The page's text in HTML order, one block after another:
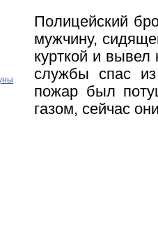
Полицейский
мужчину,
курткой и
службы спас
пожар был
газом, сейчас